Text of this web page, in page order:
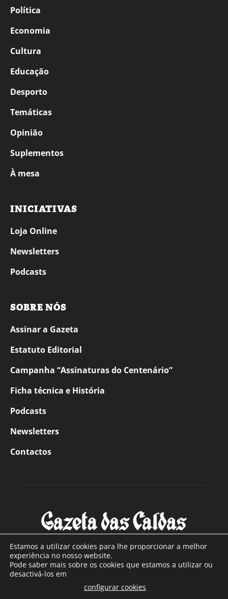
Política
Economia
Cultura
Educação
Desporto
Temáticas
Opinião
Suplementos
À mesa
INICIATIVAS
Loja Online
Newsletters
Podcasts
SOBRE NÓS
Assinar a Gazeta
Estatuto Editorial
Campanha “Assinaturas do Centenário”
Ficha técnica e História
Podcasts
Newsletters
Contactos
SOBRE NÓS
Com sede nas Caldas da Rainha e mais de 90 anos de
Estamos a utilizar cookies para lhe proporcionar a melhor
experiência no nosso website.
Pode saber mais sobre os cookies que estamos a utilizar ou
desactivá-los em
configurar cookies